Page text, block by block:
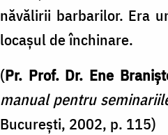
năvălirii barbarilor. Era
locașul de închinare.
(Pr. Prof. Dr. Ene
manual pentru
București, 2002, p. 115)